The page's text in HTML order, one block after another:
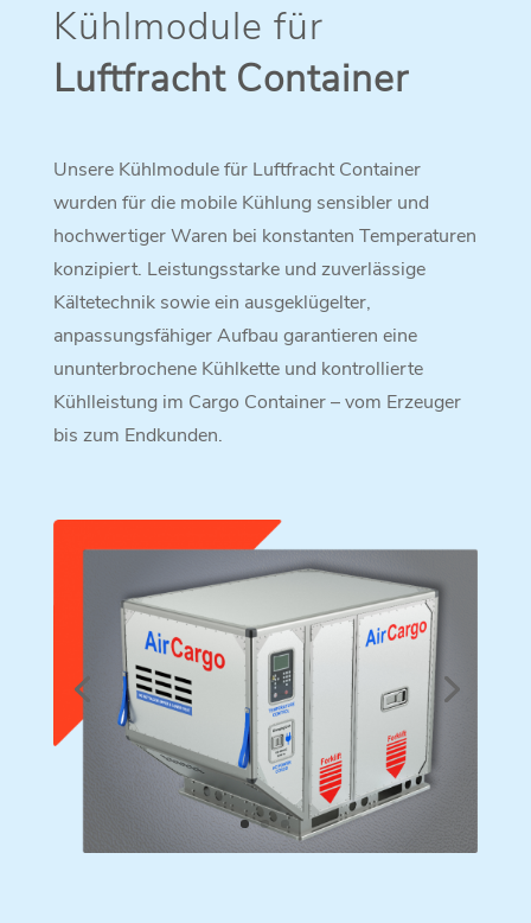
Kühlmodule für
Luftfracht Container
Unsere Kühlmodule für Luftfracht Container
wurden für die mobile Kühlung sensibler und
hochwertiger Waren bei konstanten Temperaturen
konzipiert. Leistungsstarke und zuverlässige
Kältetechnik sowie ein ausgeklügelter,
anpassungsfähiger Aufbau garantieren eine
ununterbrochene Kühlkette und kontrollierte
Kühlleistung im Cargo Container – vom Erzeuger
bis zum Endkunden.